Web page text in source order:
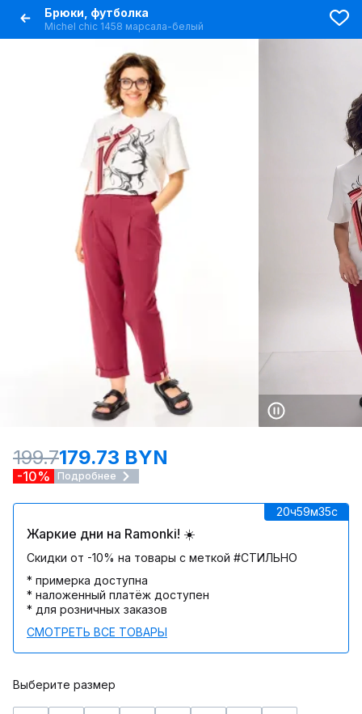
Брюки, футболка
Michel chic 1458 марсала-белый
199.7179.73 BYN
-10% Подробнее
20ч59м35c
Жаркие дни на Ramonki! ☀️
Скидки от -10% на товары с меткой #СТИЛЬНО
* примерка доступна
* наложенный платёж доступен
* для розничных заказов
СМОТРЕТЬ ВСЕ ТОВАРЫ
Выберите размер